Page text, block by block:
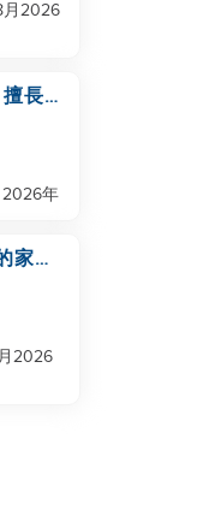
月2026
長烹
年
家庭
2026